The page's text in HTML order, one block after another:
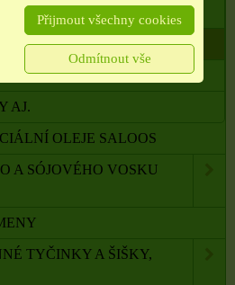
VÝROBU SVÍČEK
AJ.
OLEJE SALOOS
A SÓJOVÉHO VOSKU
TYČINKY A ŠIŠKY,
Přijmout všechny cookies
Odmítnout vše